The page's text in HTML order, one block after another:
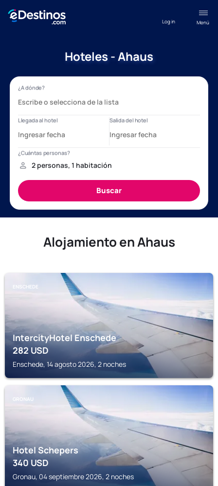
Menú
Log in
Hoteles - Ahaus
Alojamiento en Ahaus
ENSCHEDE
IntercityHotel Enschede
282USD
Enschede, 14 agosto 2026, 2 noches
GRONAU
Hotel Schepers
340USD
Gronau, 04 septiembre 2026, 2 noches